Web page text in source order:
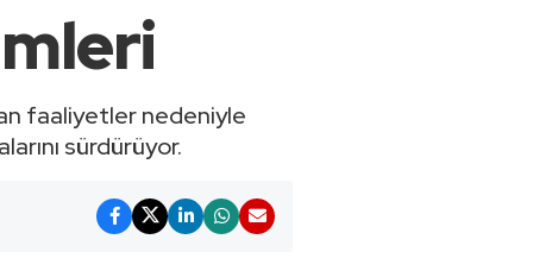
faaliyetler nedeniyle
sürdürüyor.